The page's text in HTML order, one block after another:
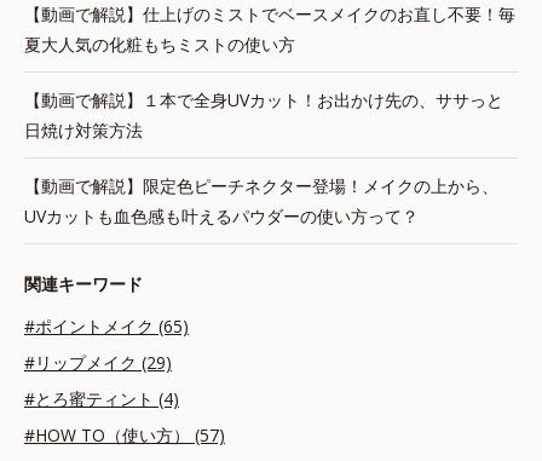
【動画で解説】仕上げのミストでベースメイクのお直し不要！毎
夏大人気の化粧もちミストの使い方
【動画で解説】１本で全身UVカット！お出かけ先の、ササっと
日焼け対策方法
【動画で解説】限定色ピーチネクター登場！メイクの上から、
UVカットも血色感も叶えるパウダーの使い方って？
関連キーワード
#ポイントメイク (65)
#リップメイク (29)
#とろ蜜ティント (4)
#HOW TO（使い方） (57)